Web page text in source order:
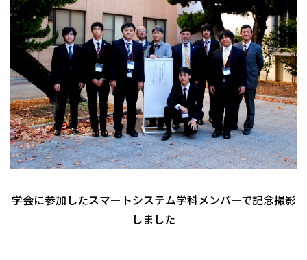
学会に参加したスマートシステム学科メンバーで記念撮影
しました